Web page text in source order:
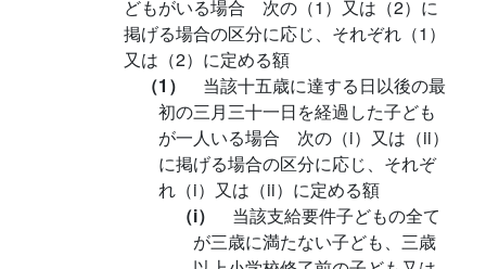
どもがいる場合 次の（1）又は（2）に
掲げる場合の区分に応じ、それぞれ（1）
又は（2）に定める額
（1） 当該十五歳に達する日以後の最
初の三月三十一日を経過した子ども
が一人いる場合 次の（i）又は（ii）
に掲げる場合の区分に応じ、それぞ
れ（i）又は（ii）に定める額
（i） 当該支給要件子どもの全て
が三歳に満たない子ども、三歳